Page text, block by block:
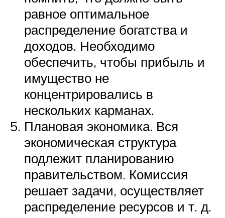
равное оптимальное
распределение богатства и
доходов. Необходимо
обеспечить, чтобы прибыль и
имущество не
концентрировались в
нескольких карманах.
Плановая экономика. Вся
экономическая структура
подлежит планированию
правительством. Комиссия
решает задачи, осуществляет
распределение ресурсов и т. д.